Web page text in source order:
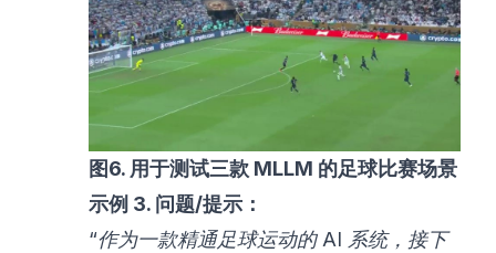
图6. 用于测试三款 MLLM 的足球比赛场景
示例 3. 问题/提示：
“作为一款精通足球运动的 AI 系统，接下